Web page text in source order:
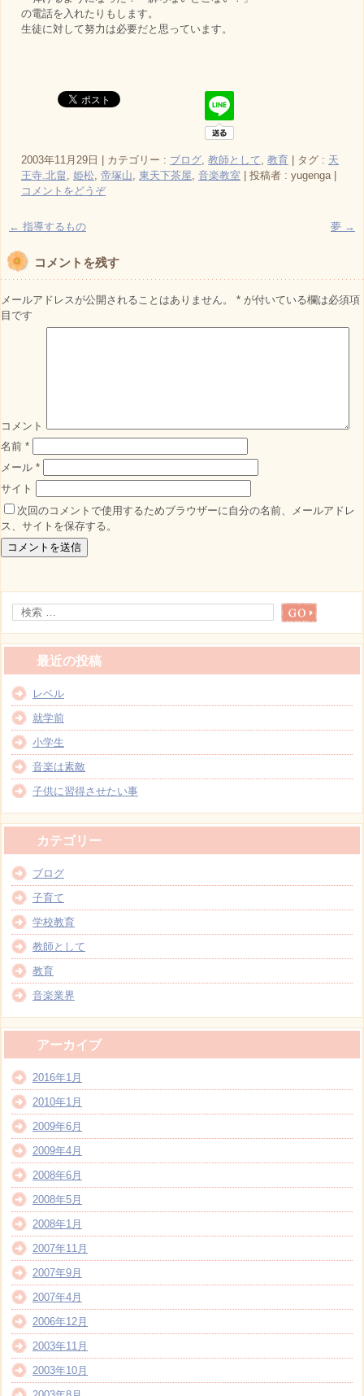
の電話を入れたりもします。
生徒に対して努力は必要だと思っています。
2003年11月29日 カテゴリー : ブログ, 教師として, 教育 タグ : 天
王寺.北畠 , 姫松, 帝塚山, 東天下茶屋, 音楽教室 投稿者 : yugenga
コメントをどうぞ
← 指導するもの 夢 →
コメントを残す
メールアドレスが公開されることはありません。 * が付いている欄は必須項
目です
コメント
名前 *
メール *
サイト
次回のコメントで使用するためブラウザーに自分の名前、メールアドレ
ス、サイトを保存する。
最近の投稿
レベル
就学前
小学生
音楽は素敵
子供に習得させたい事
カテゴリー
ブログ
子育て
学校教育
教師として
教育
音楽業界
アーカイブ
2016年1月
2010年1月
2009年6月
2009年4月
2008年6月
2008年5月
2008年1月
2007年11月
2007年9月
2007年4月
2006年12月
2003年11月
2003年10月